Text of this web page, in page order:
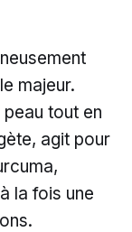
majeur.
tout en
agit pour
la fois une